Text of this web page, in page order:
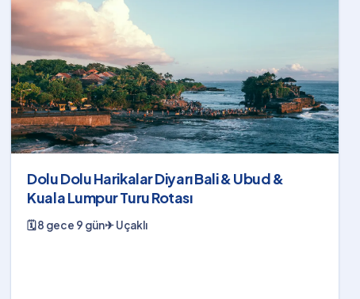
Dolu Dolu Harikalar Diyarı Bali & Ubud &
Kuala Lumpur Turu Rotası
🗓8 gece 9 gün✈Uçaklı